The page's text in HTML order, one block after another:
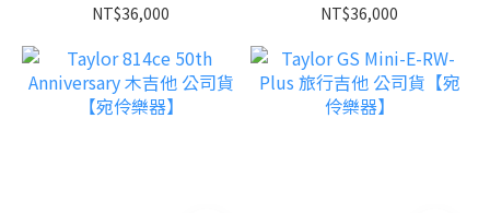
限量旅行吉他 公司貨【宛
NT$36,000
旅行吉他 公司貨【宛伶樂
NT$36,000